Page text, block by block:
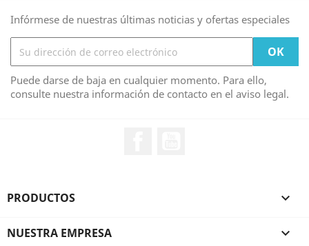
Infórmese de nuestras últimas noticias y ofertas especiales
Puede darse de baja en cualquier momento. Para ello,
consulte nuestra información de contacto en el aviso legal.
PRODUCTOS 
NUESTRA EMPRESA 